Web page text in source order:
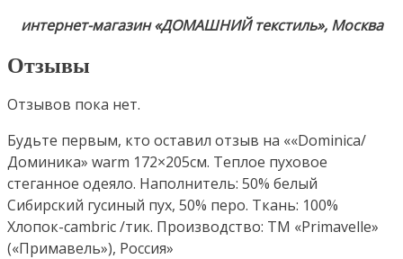
интернет-магазин «ДОМАШНИЙ текстиль», Москва
Отзывы
Отзывов пока нет.
Будьте первым, кто оставил отзыв на ««Dominica/
Доминика» warm 172×205см. Теплое пуховое
стеганное одеяло. Наполнитель: 50% белый
Сибирский гусиный пух, 50% перо. Ткань: 100%
Хлопок-cambric /тик. Производство: ТМ «Primavelle»
(«Примавель»), Россия»